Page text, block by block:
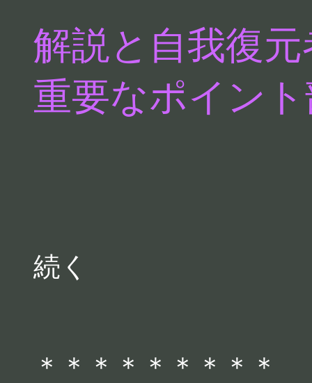
解説と自我復
重要なポイン
続く
＊＊＊＊＊＊＊＊＊